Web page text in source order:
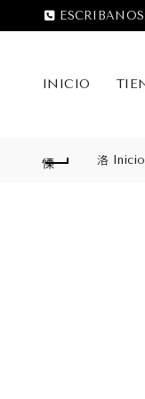
ESCRIBANOS:
INICIO
Inicio